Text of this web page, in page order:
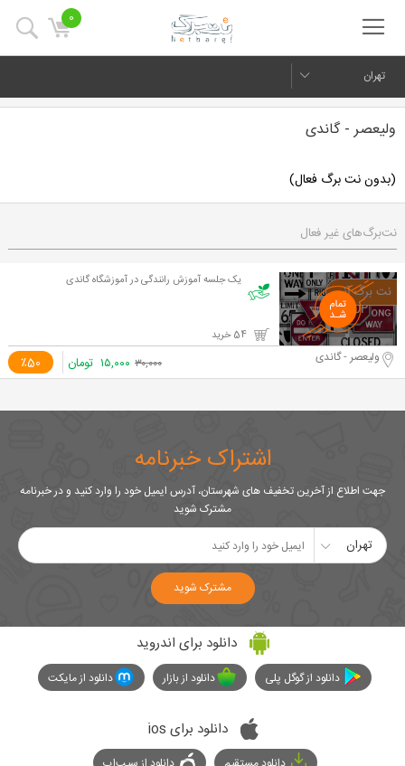
0
تهران
ولیعصر - گاندی
(بدون نت برگ فعال)
نت‌برگ‌های غیر فعال
یک جلسه آموزش رانندگی در آموزشگاه گاندی
٪50 ولیعصر - گاندی ۳۰,۰۰۰ ۱۵,۰۰۰ تومان
اشتراک خبرنامه
جهت اطلاع از آخرین تخفیف های شهرستان، آدرس ایمیل خود را وارد کنید و در خبرنامه
مشترک شوید
تهران
مشترک شوید
دانلود برای اندروید
دانلود از گوگل پلی دانلود از بازار دانلود از مایکت
دانلود برای ios